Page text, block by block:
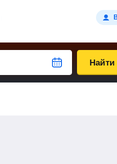
Найти